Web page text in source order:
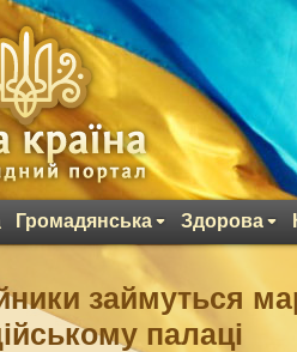
Громадянська Здорова
займуться
палаці